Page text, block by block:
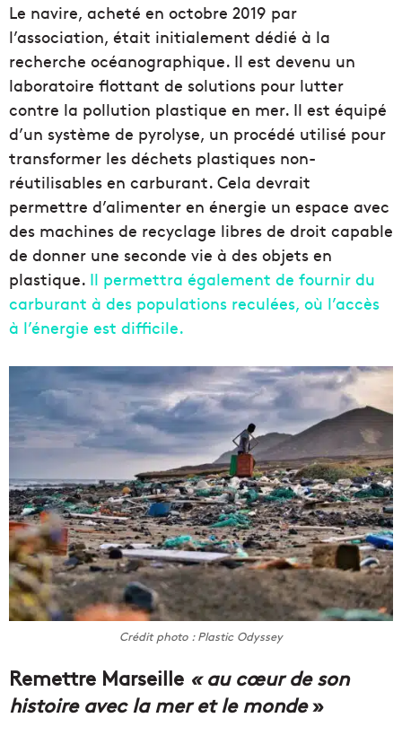
Le navire, acheté en octobre 2019 par
l’association, était initialement dédié à la
recherche océanographique. Il est devenu un
laboratoire flottant de solutions pour lutter
contre la pollution plastique en mer. Il est équipé
d’un système de pyrolyse, un procédé utilisé pour
transformer les déchets plastiques non-
réutilisables en carburant. Cela devrait
permettre d’alimenter en énergie un espace avec
des machines de recyclage libres de droit capable
de donner une seconde vie à des objets en
plastique. Il permettra également de fournir du
carburant à des populations reculées, où l’accès
à l’énergie est difficile.
Crédit photo : Plastic Odyssey
Remettre Marseille « au cœur de son
histoire avec la mer et le monde»